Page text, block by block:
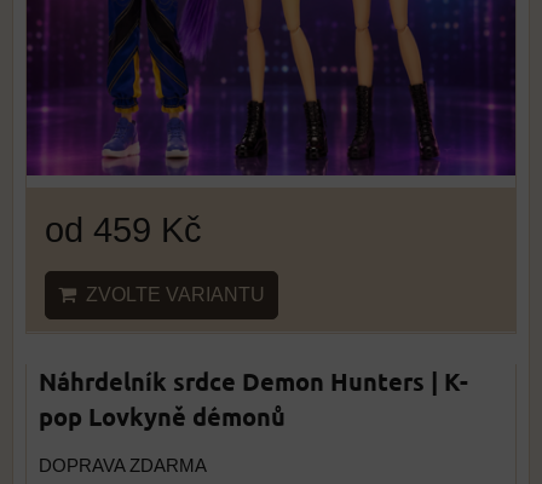
od 459 Kč
ZVOLTE VARIANTU
Náhrdelník srdce Demon Hunters | K-
pop Lovkyně démonů
DOPRAVA ZDARMA